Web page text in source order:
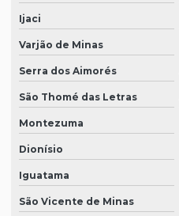
Ijaci
Varjão de Minas
Serra dos Aimorés
São Thomé das Letras
Montezuma
Dionísio
Iguatama
São Vicente de Minas